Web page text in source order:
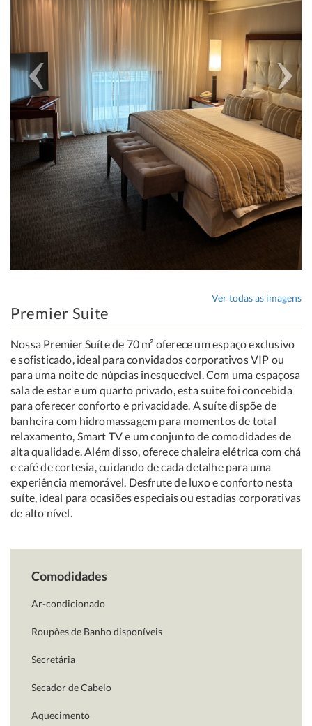
Ver todas as imagens
Premier Suite
Nossa Premier Suíte de 70 m² oferece um espaço exclusivo
e sofisticado, ideal para convidados corporativos VIP ou
para uma noite de núpcias inesquecível. Com uma espaçosa
sala de estar e um quarto privado, esta suite foi concebida
para oferecer conforto e privacidade. A suíte dispõe de
banheira com hidromassagem para momentos de total
relaxamento, Smart TV e um conjunto de comodidades de
alta qualidade. Além disso, oferece chaleira elétrica com chá
e café de cortesia, cuidando de cada detalhe para uma
experiência memorável. Desfrute de luxo e conforto nesta
suíte, ideal para ocasiões especiais ou estadias corporativas
de alto nível.
Comodidades
Ar-condicionado
Roupões de Banho disponíveis
Secretária
Secador de Cabelo
Aquecimento